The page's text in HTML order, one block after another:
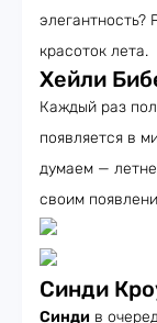
элегантность?
красоток лета.
Хейли
Каждый раз
появляется в
думаем —
своим
Синди
Синди в